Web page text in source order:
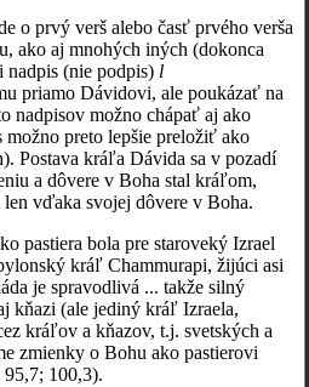
o prvý verš alebo časť prvého verša
ako aj mnohých iných (dokonca
nadpis (nie podpis) l
priamo Dávidovi, ale poukázať na
nadpisov možno chápať aj ako
preto lepšie preložiť ako
Postava kráľa Dávida sa v pozadí
a dôvere v Boha stal kráľom,
vďaka svojej dôvere v Boha.
pastiera bola pre staroveký Izrael
kráľ Chammurapi, žijúci asi
je spravodlivá ... takže silný
kňazi (ale jediný kráľ Izraela,
kráľov a kňazov, t.j. svetských a
zmienky o Bohu ako pastierovi
100,3).